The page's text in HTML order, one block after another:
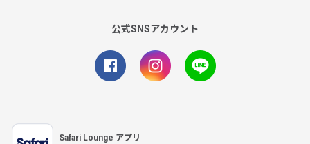
公式SNSアカウント
Safari Lounge アプリ